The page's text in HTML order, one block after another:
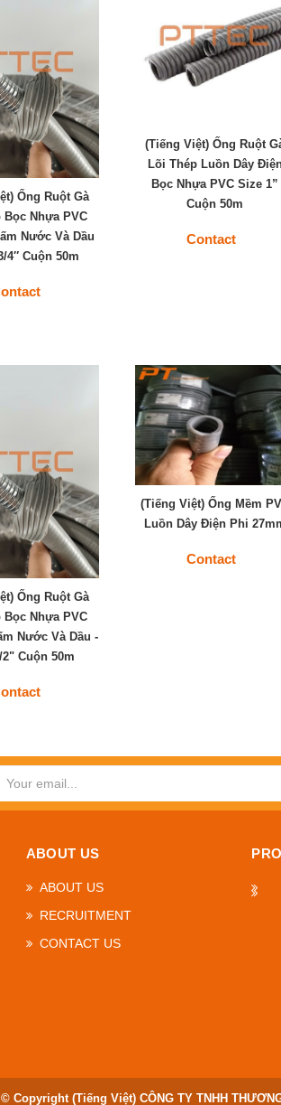
Ống Ruột Gà
Bọc Nhựa PVC
Nước Và Dầu
4″ Cuộn 50m
(Tiếng Việt) Ống Ruột
Lõi Thép Luồn Dây
Bọc Nhựa PVC Size 1”
Cuộn 50m
Contact
Ống Ruột Gà
Bọc Nhựa PVC
Nước Và Dầu -
Cuộn 50m
(Tiếng Việt) Ống Mềm
Luồn Dây Điện Phi
Contact
ABOUT US
ABOUT US
RECRUITMENT
CONTACT US
Copyright (Tiếng Việt) CÔNG TY TNHH